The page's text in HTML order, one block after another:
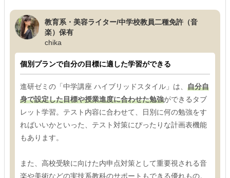
教育系・美容ライター/中学校教員二種免許（音
楽）保有
chika
個別プランで自分の目標に適した学習ができる
進研ゼミの「中学講座 ハイブリッドスタイル」は、 自分自
身で設定した目標や授業進度に合わせた勉強ができるタブ
レット学習。テスト内容に合わせて、日別に何の勉強をす
ればいいかといった、テスト対策にぴったりな計画表機能
もあります。
また、高校受験に向けた内申点対策として重要視される音
楽や美術などの実技系教科のサポートもできる優れもの。